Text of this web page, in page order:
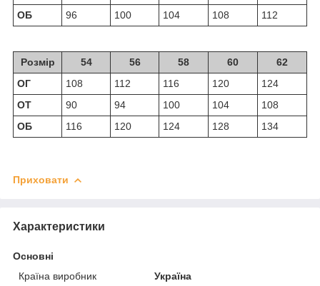
ОБ 96 100 104 108 112
Розмір 54 56 58 60
62
ОГ
108 112 116 120
124
ОТ
90 94 100 104
108
ОБ
116 120 124 128 134
Приховати
Характеристики
Основні
Країна виробник
Україна